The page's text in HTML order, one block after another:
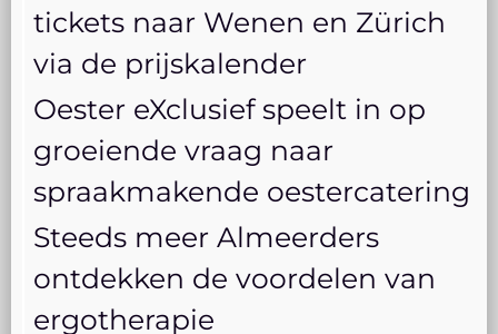
tickets naar Wenen en Zürich
via de prijskalender
Oester eXclusief speelt in op
groeiende vraag naar
spraakmakende oestercatering
Steeds meer Almeerders
ontdekken de voordelen van
ergotherapie